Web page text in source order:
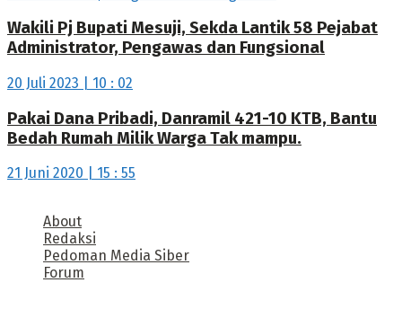
Wakili Pj Bupati Mesuji, Sekda Lantik 58 Pejabat
Administrator, Pengawas dan Fungsional
20 Juli 2023 | 10 : 02
Pakai Dana Pribadi, Danramil 421-10 KTB, Bantu
Bedah Rumah Milik Warga Tak mampu.
21 Juni 2020 | 15 : 55
About
Redaksi
Pedoman Media Siber
Forum